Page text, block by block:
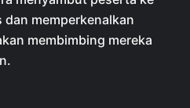
dan memperkenalkan
membimbing mereka